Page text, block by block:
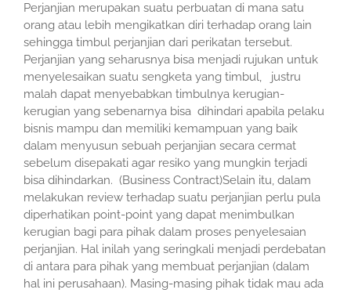
Perjanjian merupakan suatu perbuatan di mana satu
orang atau lebih mengikatkan diri terhadap orang lain
sehingga timbul perjanjian dari perikatan tersebut.
Perjanjian yang seharusnya bisa menjadi rujukan untuk
menyelesaikan suatu sengketa yang timbul, justru
malah dapat menyebabkan timbulnya kerugian-
kerugian yang sebenarnya bisa dihindari apabila pelaku
bisnis mampu dan memiliki kemampuan yang baik
dalam menyusun sebuah perjanjian secara cermat
sebelum disepakati agar resiko yang mungkin terjadi
bisa dihindarkan. (Business Contract)Selain itu, dalam
melakukan review terhadap suatu perjanjian perlu pula
diperhatikan point-point yang dapat menimbulkan
kerugian bagi para pihak dalam proses penyelesaian
perjanjian. Hal inilah yang seringkali menjadi perdebatan
di antara para pihak yang membuat perjanjian (dalam
hal ini perusahaan). Masing-masing pihak tidak mau ada